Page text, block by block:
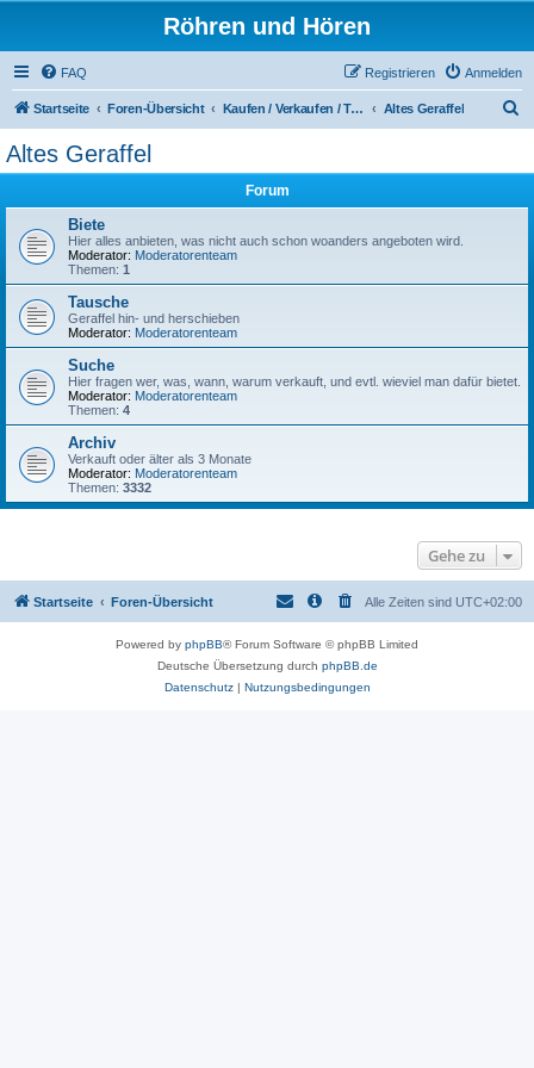
Röhren und Hören
FAQ Anmelden
Registrieren
Startseite Foren-Übersicht Kaufen / Verkaufen / Tauschen Altes Geraffel
Altes Geraffel
Forum
Biete
Hier alles anbieten, was nicht auch schon woanders angeboten wird.
Moderator: Moderatorenteam
Themen: 1
Tausche
Geraffel hin- und herschieben
Moderator: Moderatorenteam
Suche
Hier fragen wer, was, wann, warum verkauft, und evtl. wieviel man dafür bietet.
Moderator: Moderatorenteam
Themen: 4
Archiv
Verkauft oder älter als 3 Monate
Moderator: Moderatorenteam
Themen: 3332
Gehe zu
Startseite Foren-Übersicht Alle Zeiten sind UTC+02:00
Powered by phpBB® Forum Software © phpBB Limited
Deutsche Übersetzung durch phpBB.de
Datenschutz| Nutzungsbedingungen